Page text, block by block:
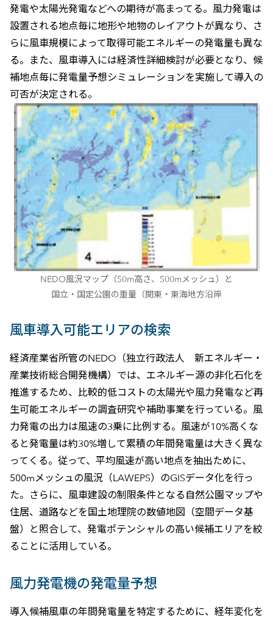
発電や太陽光発電などへの期待が高まってる。風力発電は
設置される地点毎に地形や地物のレイアウトが異なり、さ
らに風車規模によって取得可能エネルギーの発電量も異な
る。また、風車導入には経済性詳細検討が必要となり、候
補地点毎に発電量予想シミュレーションを実施して導入の
可否が決定される。
NEDO風況マップ（50m高さ、500mメッシュ）と
国立・国定公園の重量（関東・東海地方沿岸
風車導入可能エリアの検索
経済産業省所管のNEDO（独立行政法人 新エネルギー・
産業技術総合開発機構）では、エネルギー源の非化石化を
推進するため、比較的低コストの太陽光や風力発電など再
生可能エネルギーの調査研究や補助事業を行っている。風
力発電の出力は風速の3乗に比例する。風速が10%高くな
ると発電量は約30%増して累積の年間発電量は大きく異な
ってくる。従って、平均風速が高い地点を抽出ために、
500mメッシュの風況（LAWEPS）のGISデータ化を行っ
た。さらに、風車建設の制限条件となる自然公園マップや
住居、道路などを国土地理院の数値地図（空間データ基
盤）と照合して、発電ポテンシャルの高い候補エリアを絞
ることに活用している。
風力発電機の発電量予想
導入候補風車の年間発電量を特定するために、経年変化を